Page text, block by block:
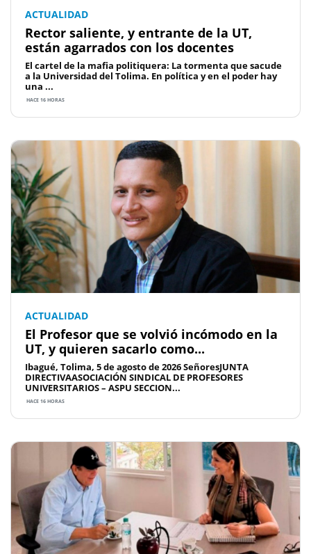
ACTUALIDAD
Rector saliente, y entrante de la UT,
están agarrados con los docentes
El cartel de la mafia politiquera: La tormenta que sacude
a la Universidad del Tolima. En política y en el poder hay
una ...
HACE 16 HORAS
ACTUALIDAD
El Profesor que se volvió incómodo en la
UT, y quieren sacarlo como...
Ibagué, Tolima, 5 de agosto de 2026 SeñoresJUNTA
DIRECTIVAASOCIACIÓN SINDICAL DE PROFESORES
UNIVERSITARIOS – ASPU SECCION...
HACE 16 HORAS